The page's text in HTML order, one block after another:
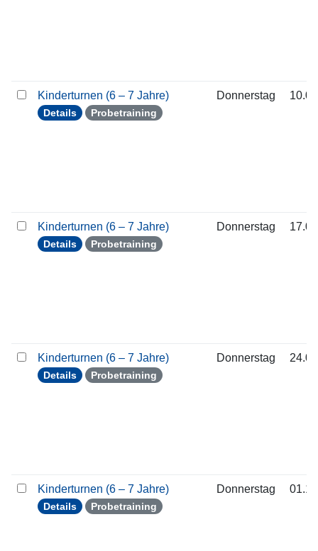
Kinderturnen (6 – 7 Jahre)
Details Probetraining
Donnerstag
Kinderturnen (6 – 7 Jahre)
Details Probetraining
Donnerstag
Kinderturnen (6 – 7 Jahre)
Details Probetraining
Donnerstag
Kinderturnen (6 – 7 Jahre)
Details Probetraining
Donnerstag